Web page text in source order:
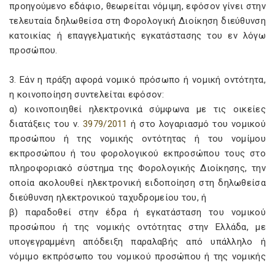
προηγούμενο εδάφιο, θεωρείται νόμιμη, εφόσον γίνει στην
τελευταία δηλωθείσα στη Φορολογική Διοίκηση διεύθυνση
κατοικίας ή επαγγελματικής εγκατάστασης του εν λόγω
προσώπου.
3. Εάν η πράξη αφορά νομικό πρόσωπο ή νομική οντότητα,
η κοινοποίηση συντελείται εφόσον:
α) κοινοποιηθεί ηλεκτρονικά σύμφωνα με τις οικείες
διατάξεις του ν.3979/2011 ή στο λογαριασμό του νομικού
προσώπου ή της νομικής οντότητας ή του νομίμου
εκπροσώπου ή του φορολογικού εκπροσώπου τους στο
πληροφοριακό σύστημα της Φορολογικής Διοίκησης, την
οποία ακολουθεί ηλεκτρονική ειδοποίηση στη δηλωθείσα
διεύθυνση ηλεκτρονικού ταχυδρομείου του, ή
β) παραδοθεί στην έδρα ή εγκατάσταση του νομικού
προσώπου ή της νομικής οντότητας στην Ελλάδα, με
υπογεγραμμένη απόδειξη παραλαβής από υπάλληλο ή
νόμιμο εκπρόσωπο του νομικού προσώπου ή της νομικής